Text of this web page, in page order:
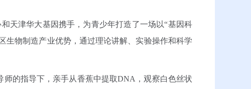
天津华大基因携手，为青少年打造了一场以“基因科
生物制造产业优势，通过理论讲解、实验操作和科学
的指导下，亲手从香蕉中提取DNA，观察白色丝状